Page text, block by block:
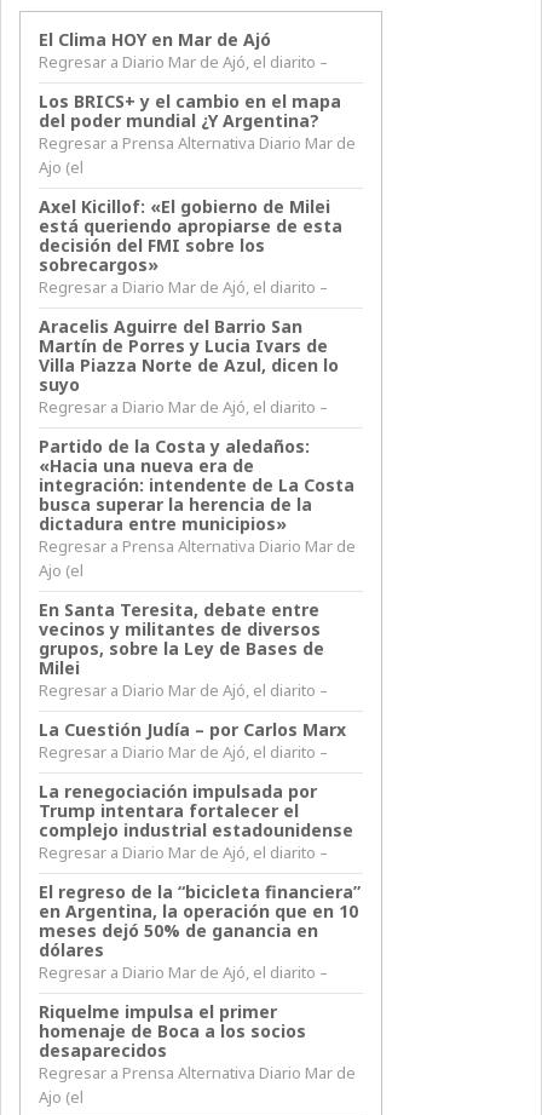
El Clima HOY en Mar de Ajó
Regresar a Diario Mar de Ajó, el diarito –
Los BRICS+ y el cambio en el mapa
del poder mundial ¿Y Argentina?
Regresar a Prensa Alternativa Diario Mar de
Ajo (el
Axel Kicillof: «El gobierno de Milei
está queriendo apropiarse de esta
decisión del FMI sobre los
sobrecargos»
Regresar a Diario Mar de Ajó, el diarito –
Aracelis Aguirre del Barrio San
Martín de Porres y Lucia Ivars de
Villa Piazza Norte de Azul, dicen lo
suyo
Regresar a Diario Mar de Ajó, el diarito –
Partido de la Costa y aledaños:
«Hacia una nueva era de
integración: intendente de La Costa
busca superar la herencia de la
dictadura entre municipios»
Regresar a Prensa Alternativa Diario Mar de
Ajo (el
En Santa Teresita, debate entre
vecinos y militantes de diversos
grupos, sobre la Ley de Bases de
Milei
Regresar a Diario Mar de Ajó, el diarito –
La Cuestión Judía – por Carlos Marx
Regresar a Diario Mar de Ajó, el diarito –
La renegociación impulsada por
Trump intentara fortalecer el
complejo industrial estadounidense
Regresar a Diario Mar de Ajó, el diarito –
El regreso de la “bicicleta financiera”
en Argentina, la operación que en 10
meses dejó 50% de ganancia en
dólares
Regresar a Diario Mar de Ajó, el diarito –
Riquelme impulsa el primer
homenaje de Boca a los socios
desaparecidos
Regresar a Prensa Alternativa Diario Mar de
Ajo (el